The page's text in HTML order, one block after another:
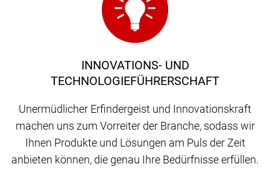
INNOVATIONS- UND
TECHNOLOGIEFÜHRERSCHAFT
Unermüdlicher Erfindergeist und Innovationskraft
machen uns zum Vorreiter der Branche, sodass wir
Ihnen Produkte und Lösungen am Puls der Zeit
anbieten können, die genau Ihre Bedürfnisse erfüllen.